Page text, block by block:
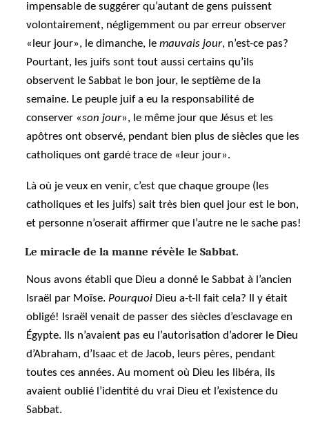
impensable de suggérer qu’autant de gens puissent
volontairement, négligemment ou par erreur observer
«leur jour», le dimanche, lemauvais jour, n’est-ce pas?
Pourtant, les juifs sont tout aussi certains qu’ils
observent le Sabbat le bon jour, le septième de la
semaine. Le peuple juif a eu la responsabilité de
conserver «son jour», le même jour que Jésus et les
apôtres ont observé, pendant bien plus de siècles que les
catholiques ont gardé trace de «leur jour».
Là où je veux en venir, c’est que chaque groupe (les
catholiques et les juifs) sait très bien quel jour est le bon,
et personne n’oserait affirmer que l’autre ne le sache pas!
Le miracle de la manne révèle le Sabbat.
Nous avons établi que Dieu a donné le Sabbat à l’ancien
Israël par Moïse. Pourquoi Dieu a-t-Il fait cela? Il y était
obligé! Israël venait de passer des siècles d’esclavage en
Égypte. Ils n’avaient pas eu l’autorisation d’adorer le Dieu
d’Abraham, d’Isaac et de Jacob, leurs pères, pendant
toutes ces années. Au moment où Dieu les libéra, ils
avaient oublié l’identité du vrai Dieu et l’existence du
Sabbat.